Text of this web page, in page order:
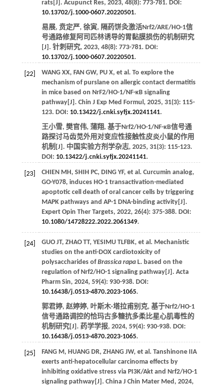
rats[J]. Acupunct Res, 2023, 48(8): 773-781. DOI:
10.13702/j.1000-0607.20220501.
易展, 贲定严, 徐寅, 隔药饼灸激活Nrf2/ARE/HO-1信
号通路修复阿司匹林诱导的胃黏膜损伤的机制研究
[J]. 针刺研究, 2023, 48(8): 773-781. DOI:
10.13702/j.1000-0607.20220501.
[22] WANG XX, FAN GW, PU X, et al. To explore the
mechanism of purslane on allergic contact dermatitis
in mice based on NrF2/HO-1/NF-κB signaling
pathway[J]. Chin J Exp Med Formul , 2025, 31(3): 115-
123. DOI: 10.13422/j.cnki.syfjx.20241141.
王小雪, 樊官伟, 蒲翔, 基于Nrf2/HO-1/NF-κB信号通
路探讨马齿苋外用对变应性接触性皮炎小鼠的作用
机制[J]. 中国实验方剂学杂志, 2025, 31(3): 115-123.
DOI: 10.13422/j.cnki.syfjx.20241141.
[23] CHIEN MH, SHIH PC, DING YF, et al. Curcumin analog,
GO-Y078, induces HO-1 transactivation-mediated
apoptotic cell death of oral cancer cells by triggering
MAPK pathways and AP-1 DNA-binding activity[J].
Expert Opin Ther Targets, 2022, 26(4): 375-388. DOI:
10.1080/14728222.2022.2061349.
[24] GUO JT, ZHAO TT, YESIMU TLFBK, et al. Mechanistic
studies on the anti-DOX cardiotoxicity of
polysaccharides ofBrassica rapaL. based on the
regulation of Nrf2/HO-1 signaling pathway[J]. Acta
Pharm Sin, 2024, 59(4): 930-938. DOI:
10.16438/j.0513-4870.2023-1065.
郭君婷, 赵婷婷, 叶斯木·塔拉甫别克, 基于Nrf2/HO-1
信号通路调控的恰玛古多糖抗多柔比星心肌毒性的
机制研究[J]. 药学学报, 2024, 59(4): 930-938. DOI:
10.16438/j.0513-4870.2023-1065.
[25] FANG M, HUANG DR, ZHANG JW, et al. Tanshinone IIA
exerts anti-hepatocellular carcinoma effects by
inhibiting oxidative stress via PI3K/Akt and Nrf2/HO-1
signaling pathway[J]. China J Chin Mater Med , 2024,